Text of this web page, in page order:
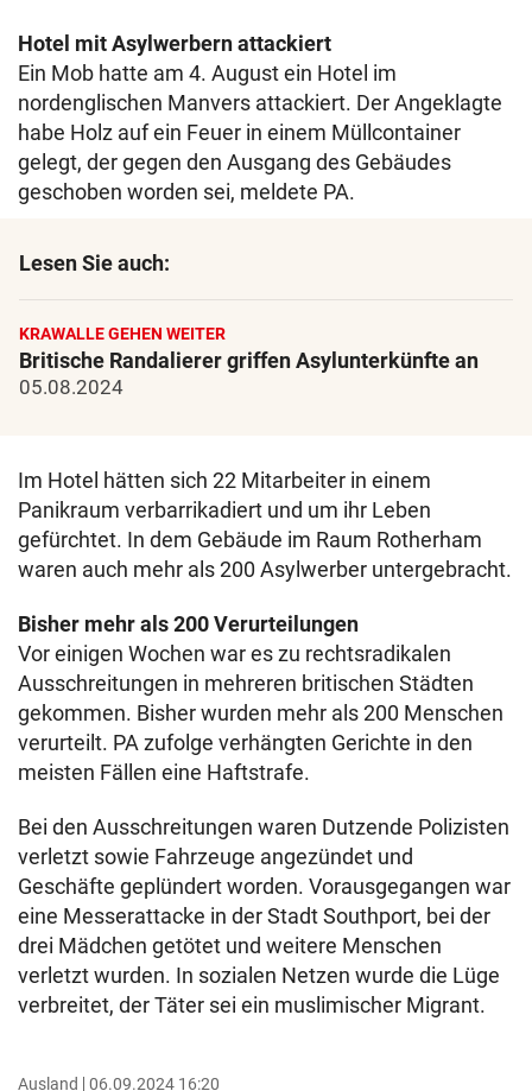
Hotel mit Asylwerbern attackiert
Ein Mob hatte am 4. August ein Hotel im
nordenglischen Manvers attackiert. Der Angeklagte
habe Holz auf ein Feuer in einem Müllcontainer
gelegt, der gegen den Ausgang des Gebäudes
geschoben worden sei, meldete PA.
Lesen Sie auch:
KRAWALLE GEHEN WEITER
Britische Randalierer griffen Asylunterkünfte an
05.08.2024
Im Hotel hätten sich 22 Mitarbeiter in einem
Panikraum verbarrikadiert und um ihr Leben
gefürchtet. In dem Gebäude im Raum Rotherham
waren auch mehr als 200 Asylwerber untergebracht.
Bisher mehr als 200 Verurteilungen
Vor einigen Wochen war es zu rechtsradikalen
Ausschreitungen in mehreren britischen Städten
gekommen. Bisher wurden mehr als 200 Menschen
verurteilt. PA zufolge verhängten Gerichte in den
meisten Fällen eine Haftstrafe.
Bei den Ausschreitungen waren Dutzende Polizisten
verletzt sowie Fahrzeuge angezündet und
Geschäfte geplündert worden. Vorausgegangen war
eine Messerattacke in der Stadt Southport, bei der
drei Mädchen getötet und weitere Menschen
verletzt wurden. In sozialen Netzen wurde die Lüge
verbreitet, der Täter sei ein muslimischer Migrant.
Ausland 06.09.2024 16:20